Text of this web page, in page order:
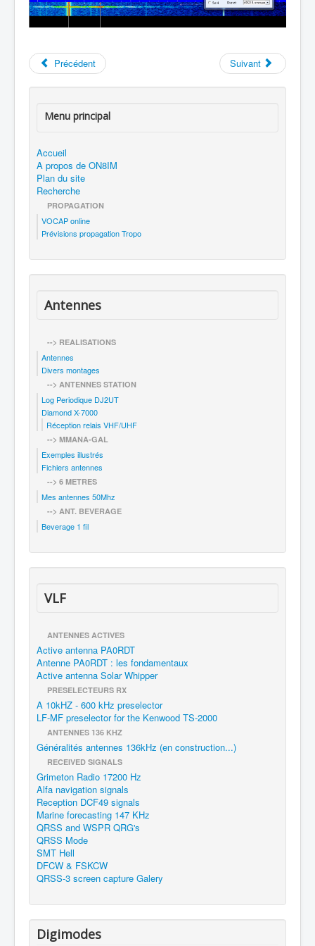
Précédent Suivant
Menu principal
Accueil
A propos de ON8IM
Plan du site
Recherche
PROPAGATION
VOCAP online
Prévisions propagation Tropo
Antennes
--> REALISATIONS
Antennes
Divers montages
--> ANTENNES STATION
Log Periodique DJ2UT
Diamond X-7000
Réception relais VHF/UHF
--> MMANA-GAL
Exemples illustrés
Fichiers antennes
--> 6 METRES
Mes antennes 50Mhz
--> ANT. BEVERAGE
Beverage 1 fil
VLF
ANTENNES ACTIVES
Active antenna PA0RDT
Antenne PA0RDT : les fondamentaux
Active antenna Solar Whipper
PRESELECTEURS RX
A 10kHZ - 600 kHz preselector
LF-MF preselector for the Kenwood TS-2000
ANTENNES 136 KHZ
Généralités antennes 136kHz (en construction...)
RECEIVED SIGNALS
Grimeton Radio 17200 Hz
Alfa navigation signals
Reception DCF49 signals
Marine forecasting 147 KHz
QRSS and WSPR QRG's
QRSS Mode
SMT Hell
DFCW & FSKCW
QRSS-3 screen capture Galery
Digimodes